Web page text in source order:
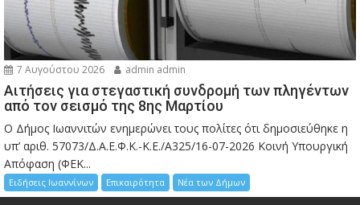
7 Αυγούστου 2026 admin admin
Αιτήσεις για στεγαστική συνδρομή των πληγέντων
από τον σεισμό της 8ης Μαρτίου
Ο Δήμος Ιωαννιτών ενημερώνει τους πολίτες ότι δημοσιεύθηκε η
υπ’ αριθ. 57073/Δ.Α.Ε.Φ.Κ.-Κ.Ε./Α325/16-07-2026 Κοινή Υπουργική
Απόφαση (ΦΕΚ...
Ειδήσεις Ιωαννίνων Επικαιρότητα Νέα των Δήμων